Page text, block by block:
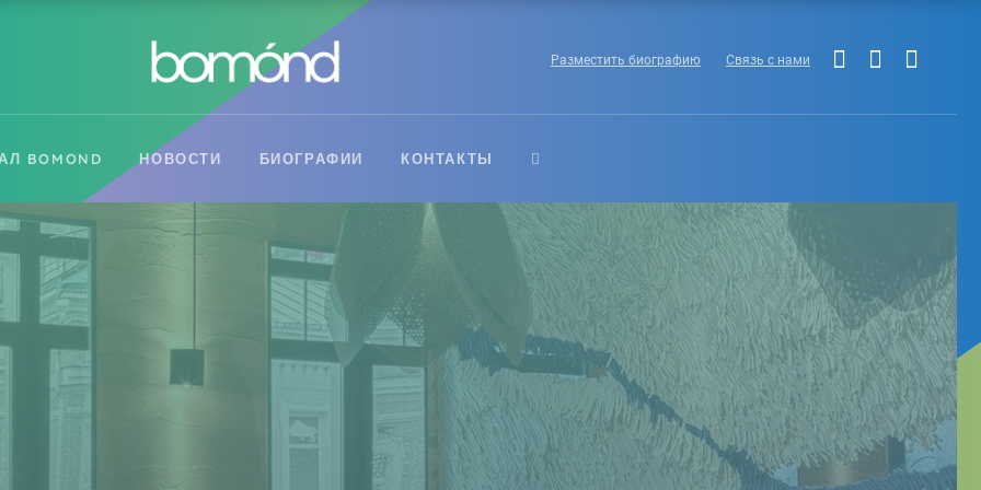
Разместить биографию Связь с нами
BOMOND НОВОСТИ БИОГРАФИИ КОНТАКТЫ